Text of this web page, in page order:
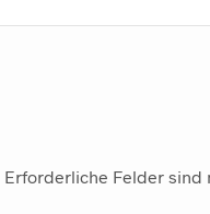
Erforderliche Felder sind